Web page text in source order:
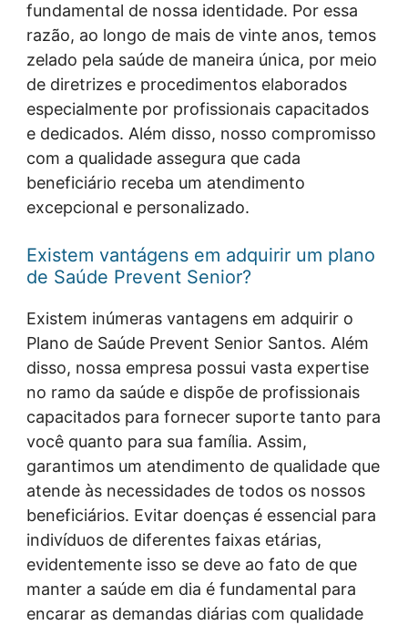
fundamental de nossa identidade. Por essa
razão, ao longo de mais de vinte anos, temos
zelado pela saúde de maneira única, por meio
de diretrizes e procedimentos elaborados
especialmente por profissionais capacitados
e dedicados. Além disso, nosso compromisso
com a qualidade assegura que cada
beneficiário receba um atendimento
excepcional e personalizado.
Existem vantágens em adquirir um plano
de Saúde Prevent Senior?
Existem inúmeras vantagens em adquirir o
Plano de Saúde Prevent Senior Santos. Além
disso, nossa empresa possui vasta expertise
no ramo da saúde e dispõe de profissionais
capacitados para fornecer suporte tanto para
você quanto para sua família. Assim,
garantimos um atendimento de qualidade que
atende às necessidades de todos os nossos
beneficiários. Evitar doenças é essencial para
indivíduos de diferentes faixas etárias,
evidentemente isso se deve ao fato de que
manter a saúde em dia é fundamental para
encarar as demandas diárias com qualidade